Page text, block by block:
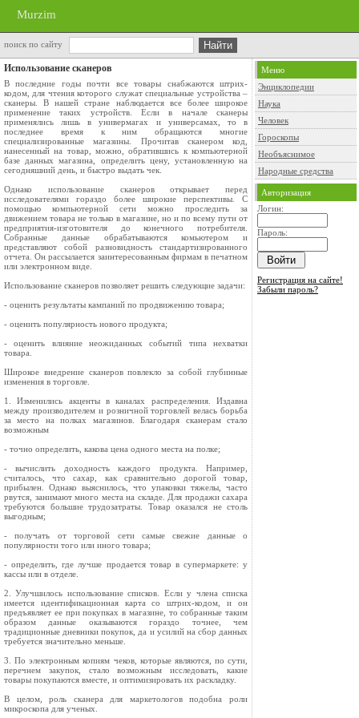
Murzim
поиск по сайту
Использование сканеров
В последние годы почти все товары снабжаются штрих-
кодом, для чтения которого служат специальные устройства –
сканеры. В нашей стране наблюдается все более широкое
применение таких устройств. Если в начале сканеры
применялись лишь в универмагах и универсамах, то в
последнее время к ним обращаются многие
специализированные магазины. Прочитав сканером код,
нанесенный на товар, можно, обратившись к компьютерной
базе данных магазина, определить цену, установленную на
сегодняшний день, и быстро выдать чек.
Однако использование сканеров открывает перед
исследователями гораздо более широкие перспективы. С
помощью компьютерной сети можно проследить за
движением товара не только в магазине, но и по всему пути от
предприятия-изготовителя до конечного потребителя.
Собранные данные обрабатываются комьютером и
представляют собой разновидность стандартизированного
отчета. Он рассылается заинтересованным фирмам в печатном
или электронном виде.
Использование сканеров позволяет решить следующие задачи:
- оценить результаты кампаний по продвижению товара;
- оценить популярность нового продукта;
- оценить влияние неожиданных событий типа нехватки
товара.
Широкое внедрение сканеров повлекло за собой глубинные
изменения в торговле.
1. Изменились акценты в каналах распределения. Издавна
между производителем и розничной торговлей велась борьба
за место на полках магазинов. Благодаря сканерам стало
возможным
- точно определить, какова цена одного места на полке;
- вычислить доходность каждого продукта. Например,
считалось, что сахар, как сравнительно дорогой товар,
прибылен. Однако выяснилось, что упаковки тяжелы, часто
рвутся, занимают много места на складе. Для продажи сахара
требуются большие трудозатраты. Товар оказался не столь
выгодным;
- получать от торговой сети самые свежие данные о
популярности того или иного товара;
- определить, где лучше продается товар в супермаркете: у
кассы или в отделе.
2. Улучшилось использование списков. Если у члена списка
имеется идентификационная карта со штрих-кодом, и он
предъявляет ее при покупках в магазине, то собранные таким
образом данные оказываются гораздо точнее, чем
традиционные дневники покупок, да и усилий на сбор данных
требуется значительно меньше.
3. По электронным копиям чеков, которые являются, по сути,
перечнем закупок, стало возможным исследовать, какие
товары покупаются вместе, и оптимизировать их раскладку.
В целом, роль сканера для маркетологов подобна роли
микроскопа для ученых.
Меню
Энциклопедии
Наука
Человек
Гороскопы
Необъяснимое
Народные средства
Авторизация
Логин:
Пароль:
Регистрация на сайте!
Забыли пароль?